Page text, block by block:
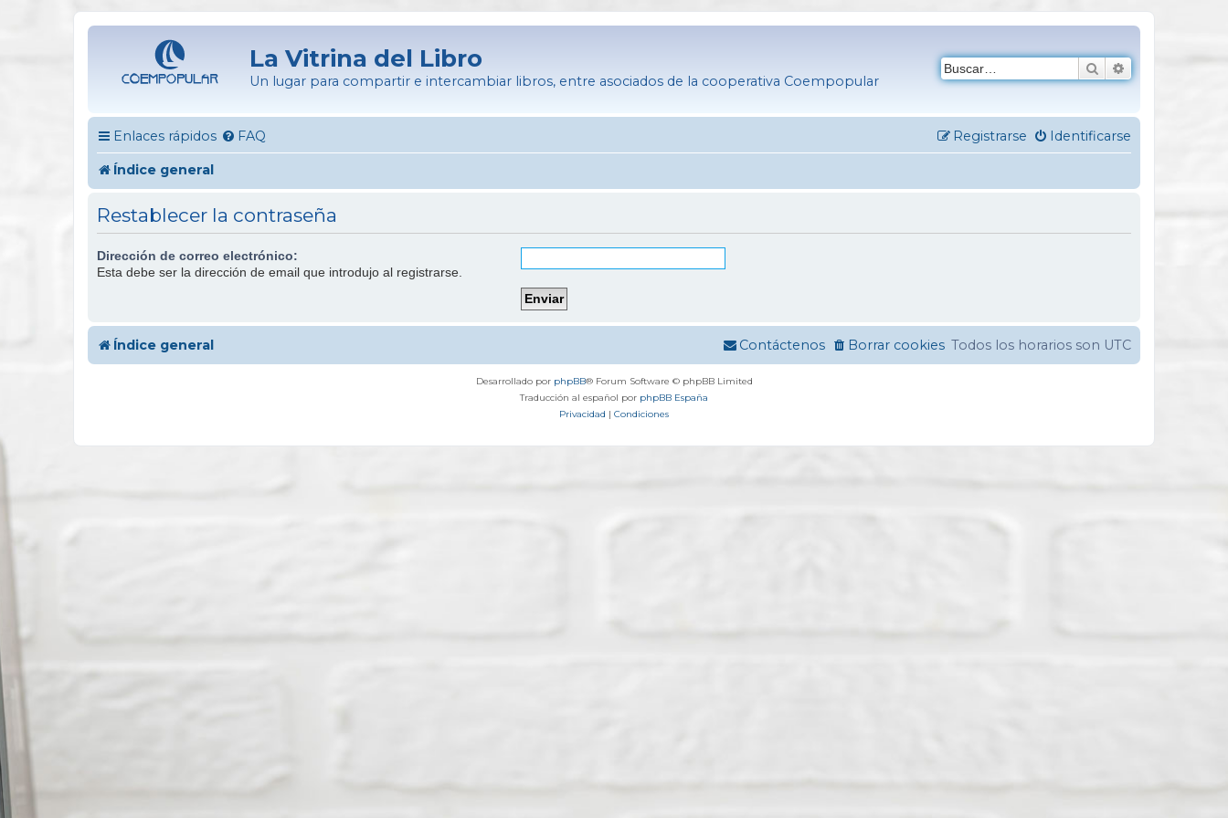
La Vitrina del Libro
Un lugar para compartir e intercambiar libros, entre asociados de la cooperativa Coempopular
Buscar
Enlaces rápidos FAQ Identificarse
Registrarse
Índice general
Restablecer la contraseña
Dirección de correo electrónico:
Esta debe ser la dirección de email que introdujo al registrarse.
Índice general Todos los horarios son UTC
Borrar cookies
Contáctenos
Desarrollado por phpBB® Forum Software © phpBB Limited
Traducción al español por phpBB España
Privacidad | Condiciones